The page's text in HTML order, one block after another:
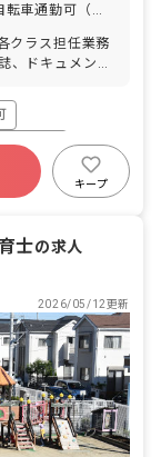
車通勤可（駐
クラス担任業務
、ドキュメンテ
案、月案、週
備 ・保護者対
■保育理
切にして、温か
行い、保護者や
まんづよいこ」
大切に伸ばして
日以上
険完備
キープ
士の求人
2026/05/12更新